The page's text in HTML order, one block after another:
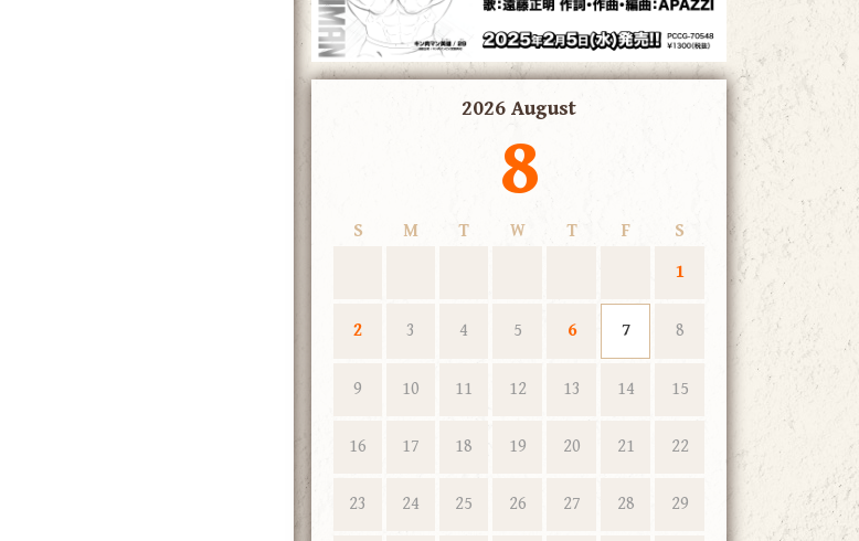
2026 August
8
S M T W T F
S
1
2 3 4 5 6 7 8
9 10 11 12 13 14 15
16 17 18 19 20 21 22
23 24 25 26 27 28 29